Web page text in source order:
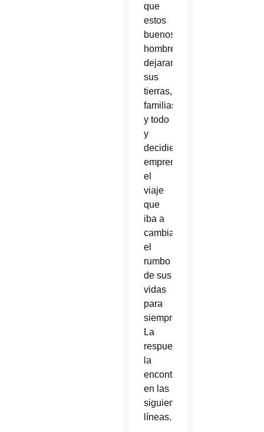
que
estos
buenos
hombres
dejaran
sus
tierras,
familias
y todo
y
decidieran
emprender
el
viaje
que
iba a
cambiar
el
rumbo
de sus
vidas
para
siempre?
La
respuesta
la
encontraremos
en las
siguientes
líneas.